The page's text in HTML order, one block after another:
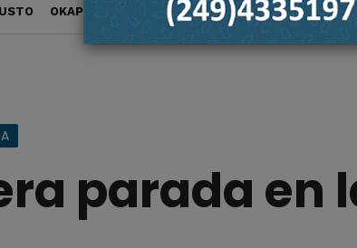
OKAPI VIAJES POLÍTICA POLICIALES
parada en